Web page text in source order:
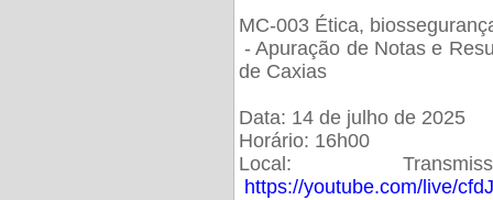
MC-003 Ética,
- Apuração de Notas e
de Caxias
Data: 14 de julho de 2025
Horário: 16h00
Local:
https://youtube.com/live/